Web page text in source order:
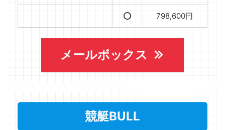
⭕️ 798,600円
メールボックス
競艇BULL